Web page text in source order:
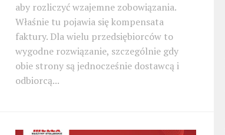
aby rozliczyć wzajemne zobowiązania.
Właśnie tu pojawia się kompensata
faktury. Dla wielu przedsiębiorców to
wygodne rozwiązanie, szczególnie gdy
obie strony są jednocześnie dostawcą i
odbiorcą...